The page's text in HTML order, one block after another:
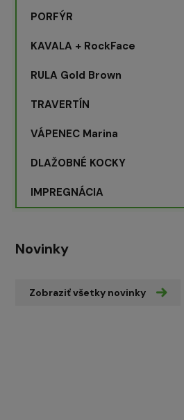
PORFÝR
KAVALA + RockFace
RULA Gold Brown
TRAVERTÍN
VÁPENEC Marina
DLAŽOBNÉ KOCKY
IMPREGNÁCIA
Novinky
Zobraziť všetky novinky